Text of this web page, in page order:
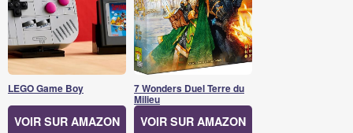
LEGO Game Boy
VOIR SUR AMAZON
7 Wonders Duel Terre du
Milieu
VOIR SUR AMAZON